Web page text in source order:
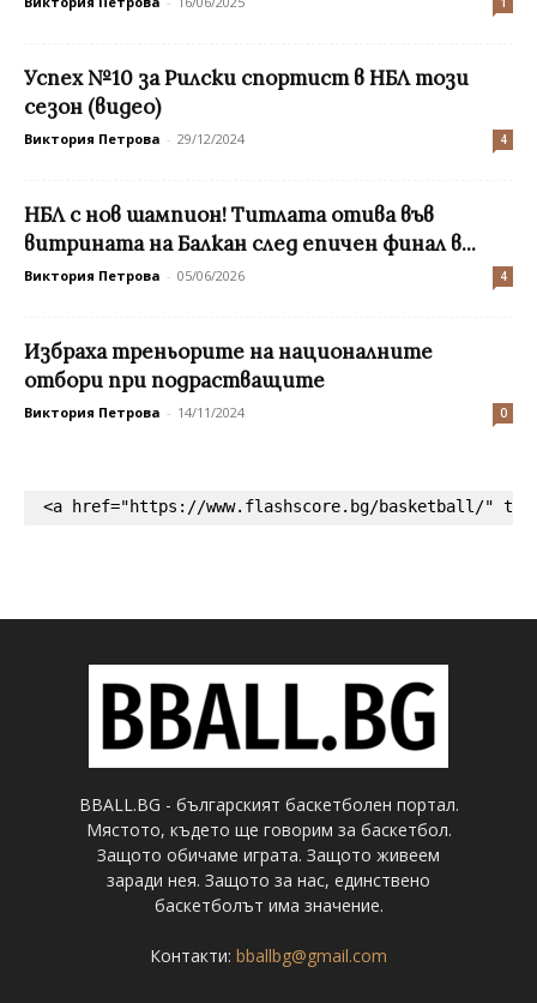
Успех №10 за Рилски спортист в НБЛ този
сезон (видео)
Виктория Петрова - 29/12/2024 4
НБЛ с нов шампион! Титлата отива във
витрината на Балкан след епичен финал в...
Виктория Петрова - 05/06/2026 4
Избраха треньорите на националните
отбори при подрастващите
Виктория Петрова - 14/11/2024 0
<a href="https://www.flashscore.bg/basketball/"
BBALL.BG - българският баскетболен портал.
Мястото, където ще говорим за баскетбол.
Защото обичаме играта. Защото живеем
заради нея. Защото за нас, единствено
баскетболът има значение.
Контакти: bballbg@gmail.com